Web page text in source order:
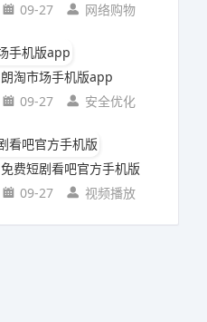
09-27
网络购物
朗淘市场手机版app
09-27
安全优化
免费短剧看吧官方手机版
09-27
视频播放